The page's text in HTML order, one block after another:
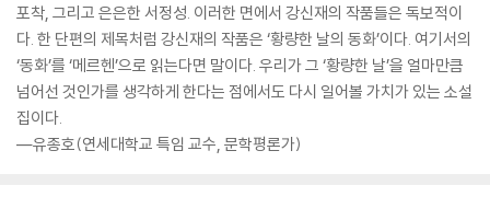
포착, 그리고 은은한 서정성. 이러한 면에서 강신재의 작품들은 독보적이
다. 한 단편의 제목처럼 강신재의 작품은 ‘황량한 날의 동화’이다. 여기서의
‘동화’를 ‘메르헨’으로 읽는다면 말이다. 우리가 그 ‘황량한 날’을 얼마만큼
넘어선 것인가를 생각하게 한다는 점에서도 다시 일어볼 가치가 있는 소설
집이다.
―유종호(연세대학교 특임 교수, 문학평론가)